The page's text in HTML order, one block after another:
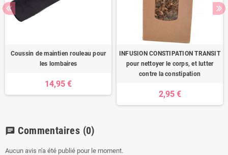
Coussin de maintien rouleau pour
les lombaires
14,95 €
INFUSION CONSTIPATION TRANSIT
pour nettoyer le corps, et lutter
contre la constipation
2,95 €
chat Commentaires (0)
Aucun avis n'a été publié pour le moment.